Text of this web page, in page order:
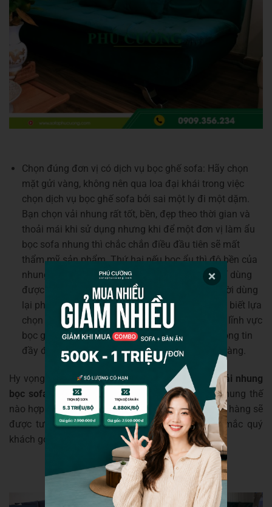
Chọn đúng đơn vị có dịch vụ bọc ghế sofa: Hãy chọn
mặt gửi vàng, không nên qua loa đại khái trong việc
chọn dịch vụ bọc ghế sofa bởi sai một ly đi một dặm.
Bạn chọn vải nhung rất tốt, bền, đẹp theo thời gian và
thoải mái khi sử dụng nhưng khi để một đơn vị làm ẩu
bọc sofa nhung thì chắc chắn điều đầu tiên sẽ mất
thẩm mỹ sản phẩm. Thứ hai nếu bọc ẩu thì độ bền của
nhung trên sofa bị kém đi. Không những vậy chỉ dùng
được một thời gian nhung sẽ bong ra khiến người dùng
lại phải “ém ém” chỗ nãy chỗ kia… Cho nên phải biết lựa
chọn đơn vị uy tín nhất và có kinh nghiệm trong lĩnh vực
bọc ghế sofa. Đó là những doanh nghiệp với thông tin
đầy đủ và có cửa hàng buôn bán với địa chỉ rõ ràng.
Hy vọng rằng với những kinh nghiệm chọn muavải nhung
bọc sofa
như trên khách hàng sẽ biết chọn vải nhung thế
nào hợp lý. Đến với Nội thất Phú Cường quý khách hàng sẽ
được tư vấn nhiệt tình hơn, mọi thông tin thắc mắc quý
khách gọi 0909356234 để biết thêm chi tiết.